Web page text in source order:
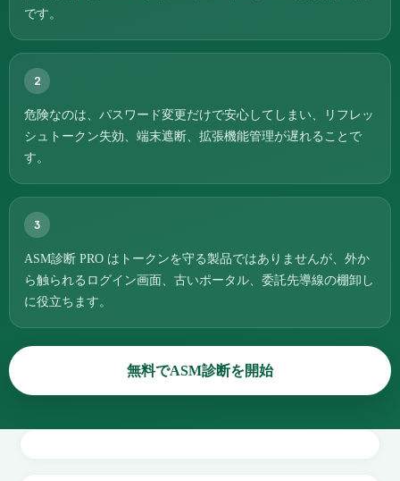
です。
2
危険なのは、パスワード変更だけで安心してしまい、リフレッ
シュトークン失効、端末遮断、拡張機能管理が遅れることで
す。
3
ASM診断 PRO はトークンを守る製品ではありませんが、外か
ら触られるログイン画面、古いポータル、委託先導線の棚卸し
に役立ちます。
無料でASM診断を開始